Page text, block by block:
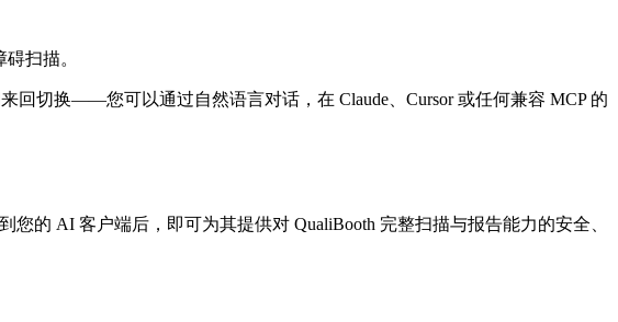
扫描。
回切换——您可以通过自然语言对话，在 Claude、Cursor 或任何兼容 MCP 的
您的 AI 客户端后，即可为其提供对 QualiBooth 完整扫描与报告能力的安全、